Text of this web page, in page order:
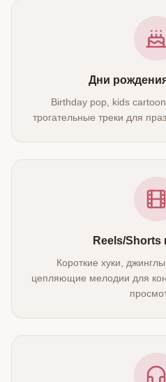
Дни
Birthday pop, kids
трогательные треки для
Reels/Shorts
Короткие хуки,
цепляющие мелодии для